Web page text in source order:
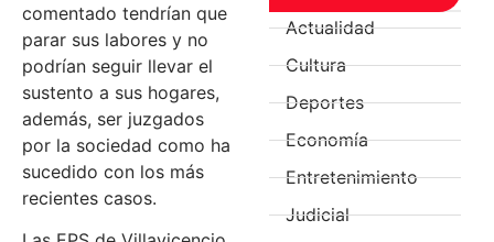
comentado tendrían que
parar sus labores y no
podrían seguir llevar el
sustento a sus hogares,
además, ser juzgados
por la sociedad como ha
sucedido con los más
recientes casos.
Actualidad
Cultura
Deportes
Economía
Entretenimiento
Judicial